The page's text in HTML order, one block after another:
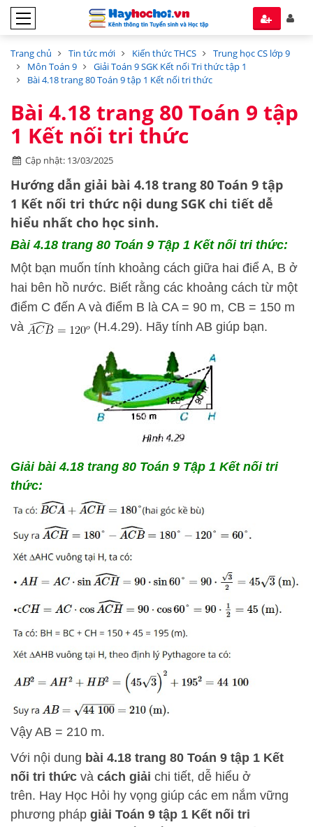
Trang chủ Tin tức mới Kiến thức THCS
Trung học CS lớp 9
Môn Toán 9
Giải Toán 9 SGK Kết nối Tri thức tập 1
Bài 4.18 trang 80 Toán 9 tập 1 Kết nối tri thức
Bài 4.18 trang 80 Toán 9 tập
1 Kết nối tri thức
Cập nhật: 13/03/2025
Hướng dẫn giải bài 4.18 trang 80 Toán 9 tập
1 Kết nối tri thức nội dung SGK chi tiết dễ
hiểu nhất cho học sinh.
Bài 4.18 trang 80 Toán 9 Tập 1 Kết nối tri thức:
Một bạn muốn tính khoảng cách giữa hai điể A, B ở
hai bên hồ nước. Biết rằng các khoảng cách từ một
điểm C đến A và điểm B là CA = 90 m, CB = 150 m
và
(H.4.29). Hãy tính AB giúp bạn.
Giải bài 4.18 trang 80 Toán 9 Tập 1 Kết nối tri
thức:
Vậy AB = 210 m.
Với nội dung bài 4.18 trang 80 Toán 9 tập 1 Kết
nối tri thức và cách giải chi tiết, dễ hiểu ở
trên. Hay Học Hỏi hy vọng giúp các em nắm vững
phương pháp giải Toán 9 tập 1 Kết nối tri